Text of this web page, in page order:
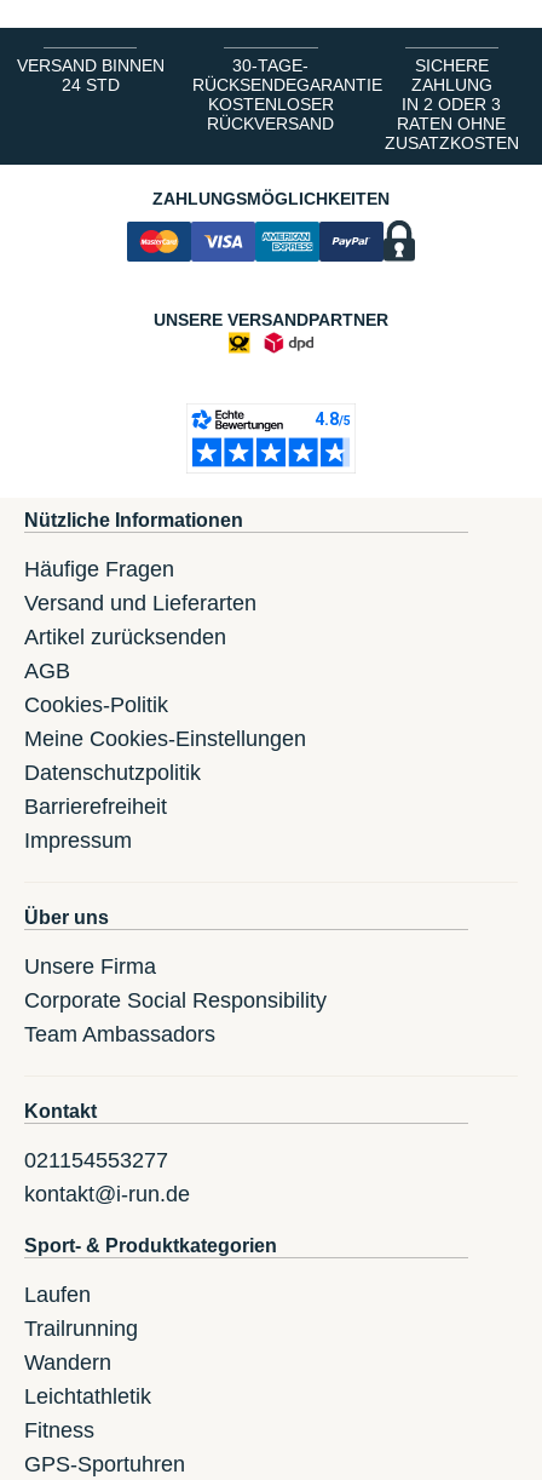
VERSAND BINNEN
24 STD
30-TAGE-
RÜCKSENDEGARANTIE
KOSTENLOSER
RÜCKVERSAND
SICHERE
ZAHLUNG
IN 2 ODER 3
RATEN OHNE
ZUSATZKOSTEN
ZAHLUNGSMÖGLICHKEITEN
UNSERE VERSANDPARTNER
Nützliche Informationen
Häufige Fragen
Versand und Lieferarten
Artikel zurücksenden
AGB
Cookies-Politik
Meine Cookies-Einstellungen
Datenschutzpolitik
Barrierefreiheit
Impressum
Über uns
Unsere Firma
Corporate Social Responsibility
Team Ambassadors
Kontakt
021154553277
kontakt@i-run.de
Sport- & Produktkategorien
Laufen
Trailrunning
Wandern
Leichtathletik
Fitness
GPS-Sportuhren